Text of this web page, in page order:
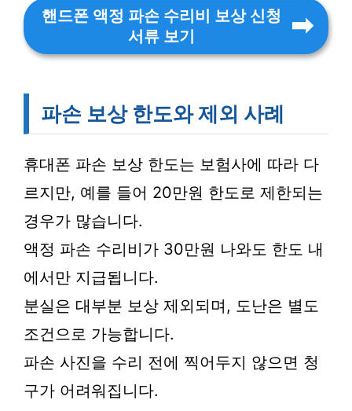
핸드폰 액정 파손 수리비 보상 신청
서류 보기
파손 보상 한도와 제외 사례
휴대폰 파손 보상 한도는 보험사에 따라 다
르지만, 예를 들어 20만원 한도로 제한되는
경우가 많습니다.
액정 파손 수리비가 30만원 나와도 한도 내
에서만 지급됩니다.
분실은 대부분 보상 제외되며, 도난은 별도
조건으로 가능합니다.
파손 사진을 수리 전에 찍어두지 않으면 청
구가 어려워집니다.